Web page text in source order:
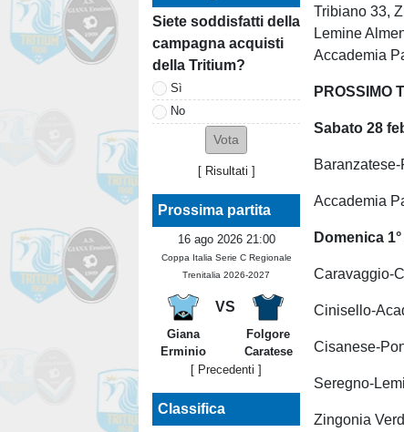
Siete soddisfatti della
campagna acquisti
della Tritium?
Sì
No
[ Risultati ]
Prossima partita
16 ago 2026 21:00
Coppa Italia Serie C Regionale
Trenitalia 2026-2027
VS
Giana
Erminio
Folgore
Caratese
[ Precedenti ]
Classifica
Tribiano 33,
Lemine
Accademia
PROSSIMO
Sabato 28
Accademia
Domenica
Caravaggio-
Cinisello-
Cisanese-
Seregno-
Zingonia